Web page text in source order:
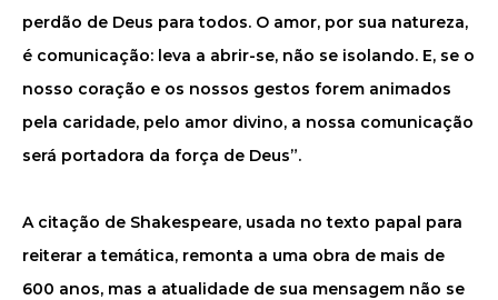
perdão de Deus para todos. O amor, por sua natureza,
é comunicação: leva a abrir-se, não se isolando. E, se o
nosso coração e os nossos gestos forem animados
pela caridade, pelo amor divino, a nossa comunicação
será portadora da força de Deus”.
A citação de Shakespeare, usada no texto papal para
reiterar a temática, remonta a uma obra de mais de
600 anos, mas a atualidade de sua mensagem não se